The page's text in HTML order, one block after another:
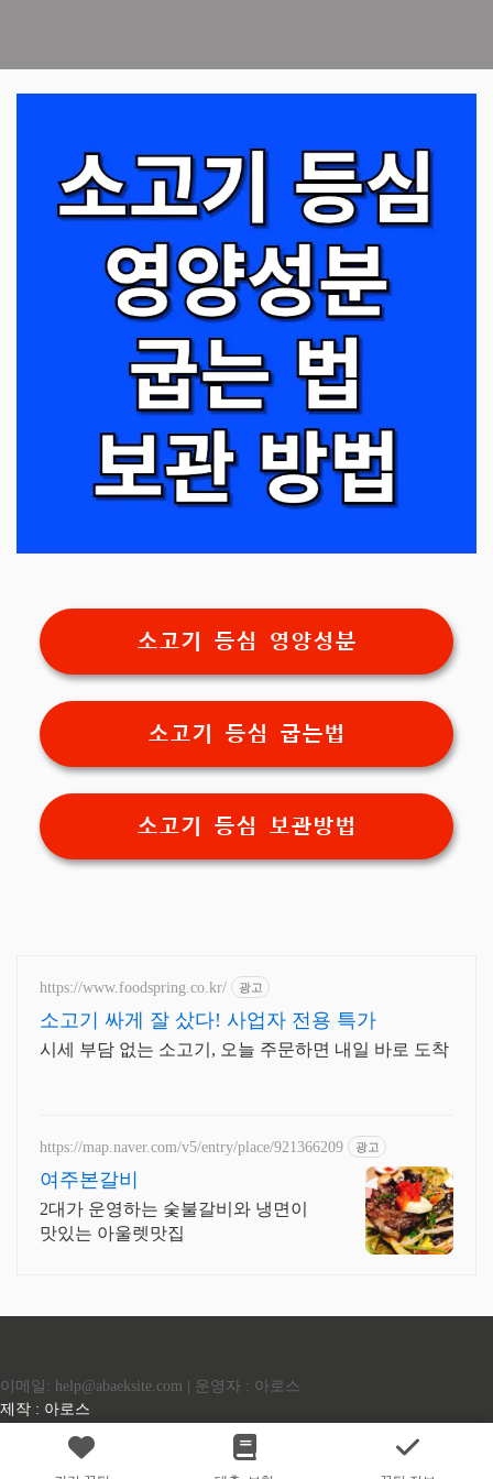
소고기 등심 영양성분
소고기 등심 굽는법
소고기 등심 보관방법
https://www.foodspring.co.kr/ 광고
소고기 싸게 잘 샀다! 사업자 전용 특가
시세 부담 없는 소고기, 오늘 주문하면 내일 바로 도착
https://map.naver.com/v5/entry/place/921366209 광고
여주본갈비
2대가 운영하는 숯불갈비와 냉면이
맛있는 아울렛맛집
이메일: help@abaeksite.com | 운영자 : 아로스
제작 : 아로스
Copyrights © 2022 All Rights Reserved by (주)아백.